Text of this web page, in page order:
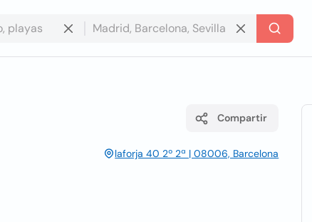
Compartir
laforja 40 2º 2ª | 08006, Barcelona